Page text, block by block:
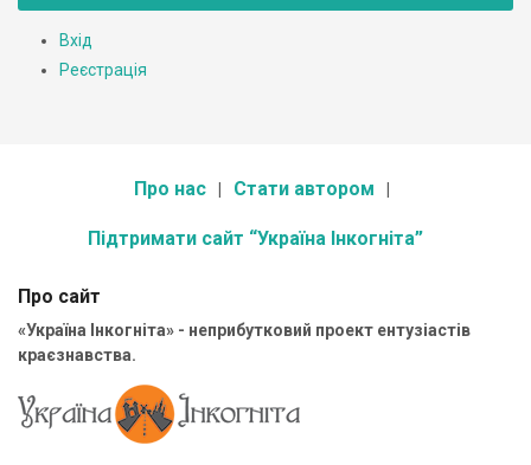
Вхід
Реєстрація
Про нас Стати автором
Підтримати сайт “Україна Інкогніта”
Про сайт
«Україна Інкогніта» - неприбутковий проект ентузіастів
краєзнавства.